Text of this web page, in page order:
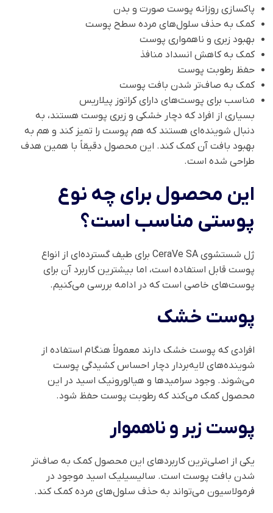
پاکسازی روزانه پوست صورت و بدن
کمک به حذف سلول‌های مرده سطح پوست
بهبود زبری و ناهمواری پوست
کمک به کاهش انسداد منافذ
حفظ رطوبت پوست
کمک به صاف‌تر شدن بافت پوست
مناسب برای پوست‌های دارای کراتوز پیلاریس
بسیاری از افراد که دچار خشکی و زبری پوست هستند، به
دنبال شوینده‌ای هستند که هم پوست را تمیز کند و هم به
بهبود بافت آن کمک کند. این محصول دقیقاً با همین هدف
طراحی شده است.
این محصول برای چه نوع
پوستی مناسب است؟
ژل شستشوی CeraVe SA برای طیف گسترده‌ای از انواع
پوست قابل استفاده است، اما بیشترین کاربرد آن برای
پوست‌های خاصی است که در ادامه بررسی می‌کنیم.
پوست خشک
افرادی که پوست خشک دارند معمولاً هنگام استفاده از
شوینده‌های لایه‌بردار دچار احساس کشیدگی پوست
می‌شوند. وجود سرامیدها و هیالورونیک اسید در این
محصول کمک می‌کند که رطوبت پوست حفظ شود.
پوست زبر و ناهموار
یکی از اصلی‌ترین کاربردهای این محصول کمک به صاف‌تر
شدن بافت پوست است. سالیسیلیک اسید موجود در
فرمولاسیون می‌تواند به حذف سلول‌های مرده کمک کند.